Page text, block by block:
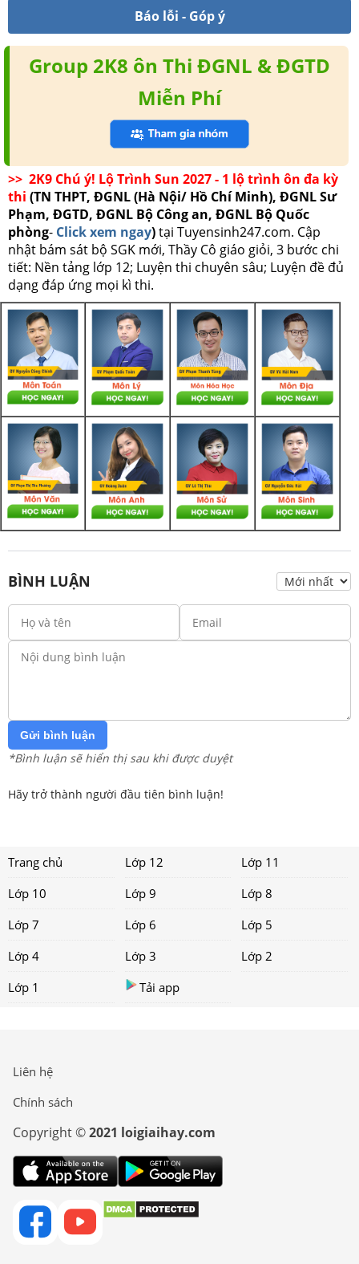
Báo lỗi - Góp ý
Group 2K8 ôn Thi ĐGNL & ĐGTD
Miễn Phí
>> 2K9 Chú ý! Lộ Trình Sun 2027 - 1 lộ trình ôn đa kỳ
thi (TN THPT, ĐGNL (Hà Nội/ Hồ Chí Minh), ĐGNL Sư
Phạm, ĐGTD, ĐGNL Bộ Công an, ĐGNL Bộ Quốc
phòng- Click xem ngay)tại Tuyensinh247.com. Cập
nhật bám sát bộ SGK mới, Thầy Cô giáo giỏi, 3 bước chi
tiết: Nền tảng lớp 12; Luyện thi chuyên sâu; Luyện đề đủ
dạng đáp ứng mọi kì thi.
BÌNH LUẬN
Gửi bình luận
*Bình luận sẽ hiển thị sau khi được duyệt
Hãy trở thành người đầu tiên bình luận!
Trang chủ Lớp 12
Lớp 11
Lớp 10
Lớp 9
Lớp 8
Lớp 7
Lớp 6
Lớp 5
Lớp 4
Lớp 3
Lớp 2
Lớp 1
Tải app
Liên hệ
Chính sách
Copyright ©2021 loigiaihay.com